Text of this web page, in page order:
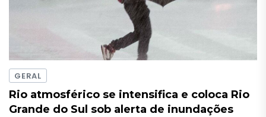
GERAL
Rio atmosférico se intensifica e coloca Rio
Grande do Sul sob alerta de inundações